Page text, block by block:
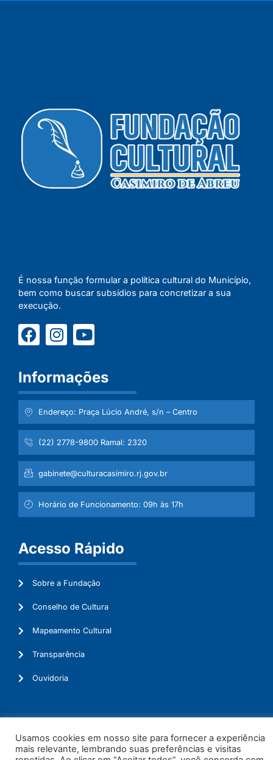
É nossa função formular a política cultural do Município,
bem como buscar subsídios para concretizar a sua
execução.
Informações
Endereço: Praça Lúcio André, s/n – Centro
(22) 2778-9800 Ramal: 2320
gabinete@culturacasimiro.rj.gov.br
Horário de Funcionamento: 09h às 17h
Acesso Rápido
Sobre a Fundação
Conselho de Cultura
Mapeamento Cultural
Transparência
Ouvidoria
© 2026. Todos os Direitos Reservados.
Usamos cookies em nosso site para fornecer a experiência
mais relevante, lembrando suas preferências e visitas